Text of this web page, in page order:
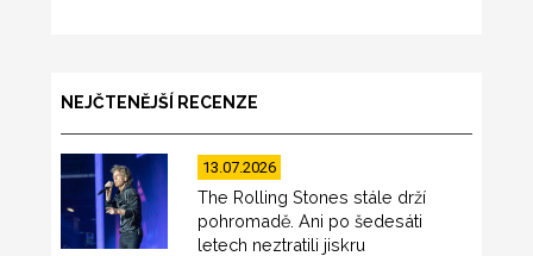
NEJČTENĚJŠÍ RECENZE
13.07.2026
The Rolling Stones stále drží
pohromadě. Ani po šedesáti
letech neztratili jiskru